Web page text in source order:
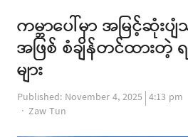
ကမ္ဘာပေါ်မှာ အမြင့်ဆုံး
အဖြစ် စံချိန်တင်ထား
များ
Published: November 4, 2025 4:13 pm
Author
Zaw Tun